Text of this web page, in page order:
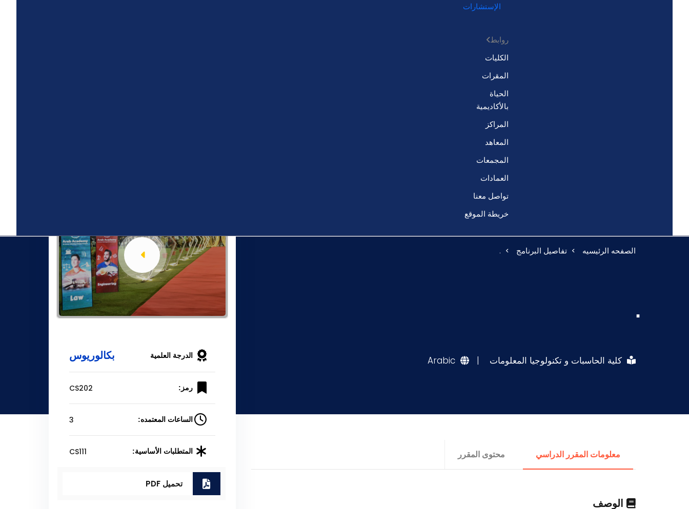
الإستشارات
روابط
الكليات
المقرات
الحياة
بالأكاديمية
المراكز
المعاهد
المجمعات
العمادات
تواصل معنا
خريطة الموقع
الصفحه الرئيسيه تفاصيل البرنامج .
.
كلية الحاسبات و تكنولوجيا المعلومات |
Arabic
معلومات المقرر الدراسي محتوى المقرر
الوصف
الدرجة العلمية بكالوريوس
رمز: CS202
الساعات المعتمده: 3
المتطلبات الأساسية: CS111
تحميل PDF